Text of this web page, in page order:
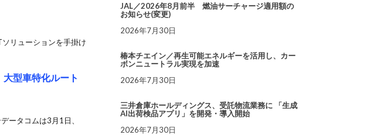
リューションを手掛け
型車特化ルート
ータコムは3月1日、
JAL／2026年8月前半 燃油サーチャージ適用額の
お知らせ(変更)
2026年7月30日
椿本チエイン／再生可能エネルギーを活用し、カー
ボンニュートラル実現を加速
2026年7月30日
三井倉庫ホールディングス、受託物流業務に 「生成
AI出荷検品アプリ」を開発・導入開始
2026年7月30日